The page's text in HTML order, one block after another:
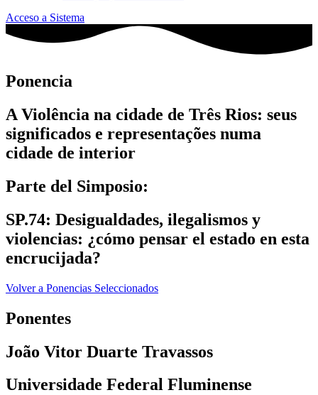
Acceso a Sistema
Ponencia
A Violência na cidade de Três Rios: seus
significados e representações numa
cidade de interior
Parte del Simposio:
SP.74: Desigualdades, ilegalismos y
violencias: ¿cómo pensar el estado en esta
encrucijada?
Volver a Ponencias Seleccionados
Ponentes
João Vitor Duarte Travassos
Universidade Federal Fluminense